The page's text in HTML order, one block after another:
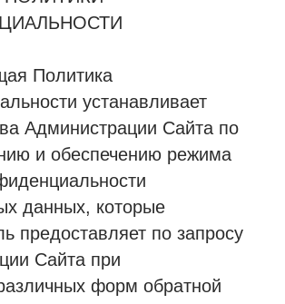
Политика
устанавливает
Администрации Сайта по
и обеспечению режима
данных, которые
предоставляет по запросу
Сайта при
форм обратной